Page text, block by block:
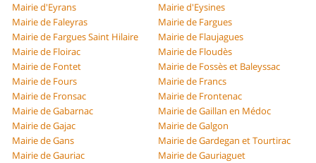
Mairie d'Eyrans
Mairie d'Eysines
Mairie de Faleyras
Mairie de Fargues
Mairie de Fargues Saint Hilaire
Mairie de Flaujagues
Mairie de Floirac
Mairie de Floudès
Mairie de Fontet
Mairie de Fossès et Baleyssac
Mairie de Fours
Mairie de Francs
Mairie de Fronsac
Mairie de Frontenac
Mairie de Gabarnac
Mairie de Gaillan en Médoc
Mairie de Gajac
Mairie de Galgon
Mairie de Gans
Mairie de Gardegan et Tourtirac
Mairie de Gauriac
Mairie de Gauriaguet